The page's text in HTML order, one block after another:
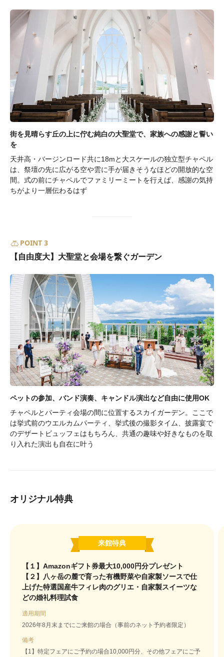
街を見晴らす丘の上に佇む純白の大聖堂で、家族への感謝と誓い
を
天井高・バージンロード共に18mと大スケールの独立型チャペル
は、祭壇の先に広がる空や雲に手が届きそうなほどの開放的な空
間。式の前にチャペルでファミリーミートを行えば、感謝の気持
ちがより一層伝わるはず
POINT 3
【自由度大】大聖堂と会場を繋ぐガーデン
ペットの参加、バンド演奏、キャンドル演出など自由に使用OK
チャペルとパーティ会場の間に位置するスカイガーデン。ここで
は挙式前のウエルカムパーティ、挙式後の撮影タイム、披露宴で
のデザートビュッフェはもちろん、共通の趣味や好きなものを取
り入れた演出も自在に叶う
オリジナル特典
来館特典
【１】Amazonギフト券最大10,000円分プレゼント
【２】八ヶ岳の麓で育った有機野菜や自家製ソースで仕
上げた特選国産牛フィレ肉のグリエ・自家製スイーツな
どの婚礼料理試食
適用期間
2026年8月末までにご来館の場合（事前のネット予約者限定）
備考
【1】特定フェアにご予約の場合10,000円分、その他フェアにご予